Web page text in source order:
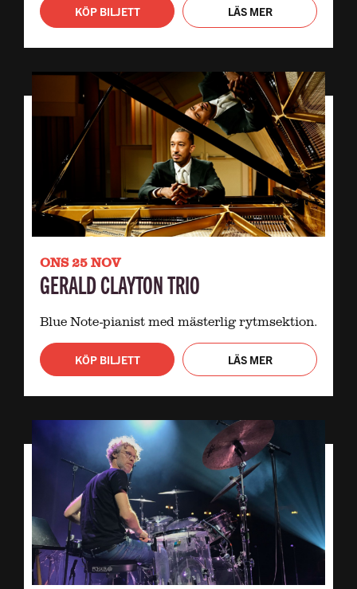
KÖP BILJETT LÄS MER
ONS 25 NOV
GERALD CLAYTON TRIO
Blue Note-pianist med mästerlig rytmsektion.
KÖP BILJETT LÄS MER